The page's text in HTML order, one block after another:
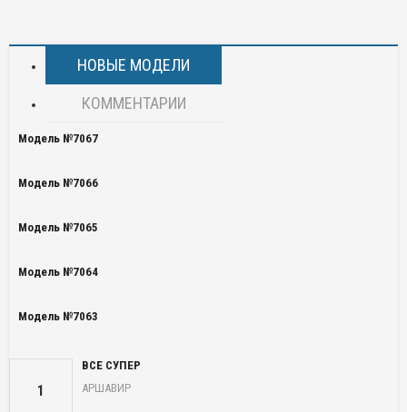
НОВЫЕ МОДЕЛИ
КОММЕНТАРИИ
Модель №7067
Модель №7066
Модель №7065
Модель №7064
Модель №7063
1
ВСЕ СУПЕР
АРШАВИР